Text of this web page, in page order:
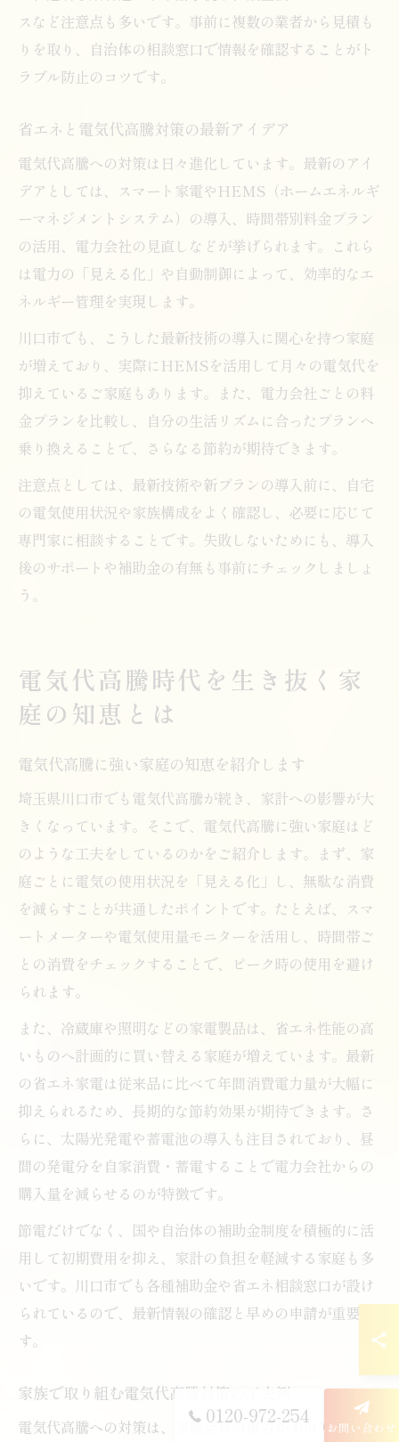
スなど注意点も多いです。事前に複数の業者から見積も
りを取り、自治体の相談窓口で情報を確認することがト
ラブル防止のコツです。
省エネと電気代高騰対策の最新アイデア
電気代高騰への対策は日々進化しています。最新のアイ
デアとしては、スマート家電やHEMS（ホームエネルギ
ーマネジメントシステム）の導入、時間帯別料金プラン
の活用、電力会社の見直しなどが挙げられます。これら
は電力の「見える化」や自動制御によって、効率的なエ
ネルギー管理を実現します。
川口市でも、こうした最新技術の導入に関心を持つ家庭
が増えており、実際にHEMSを活用して月々の電気代を
抑えているご家庭もあります。また、電力会社ごとの料
金プランを比較し、自分の生活リズムに合ったプランへ
乗り換えることで、さらなる節約が期待できます。
注意点としては、最新技術や新プランの導入前に、自宅
の電気使用状況や家族構成をよく確認し、必要に応じて
専門家に相談することです。失敗しないためにも、導入
後のサポートや補助金の有無も事前にチェックしましょ
う。
電気代高騰時代を生き抜く家
庭の知恵とは
電気代高騰に強い家庭の知恵を紹介します
埼玉県川口市でも電気代高騰が続き、家計への影響が大
きくなっています。そこで、電気代高騰に強い家庭はど
のような工夫をしているのかをご紹介します。まず、家
庭ごとに電気の使用状況を「見える化」し、無駄な消費
を減らすことが共通したポイントです。たとえば、スマ
ートメーターや電気使用量モニターを活用し、時間帯ご
との消費をチェックすることで、ピーク時の使用を避け
られます。
また、冷蔵庫や照明などの家電製品は、省エネ性能の高
いものへ計画的に買い替える家庭が増えています。最新
の省エネ家電は従来品に比べて年間消費電力量が大幅に
抑えられるため、長期的な節約効果が期待できます。さ
らに、太陽光発電や蓄電池の導入も注目されており、昼
間の発電分を自家消費・蓄電することで電力会社からの
購入量を減らせるのが特徴です。
節電だけでなく、国や自治体の補助金制度を積極的に活
用して初期費用を抑え、家計の負担を軽減する家庭も多
いです。川口市でも各種補助金や省エネ相談窓口が設け
られているので、最新情報の確認と早めの申請が重要で
す。
家族で取り組む電気代高騰対策の工夫例
電気代高騰への対策は、家族全員の協力が不可欠です。
0120-972-254 お問い合わせ